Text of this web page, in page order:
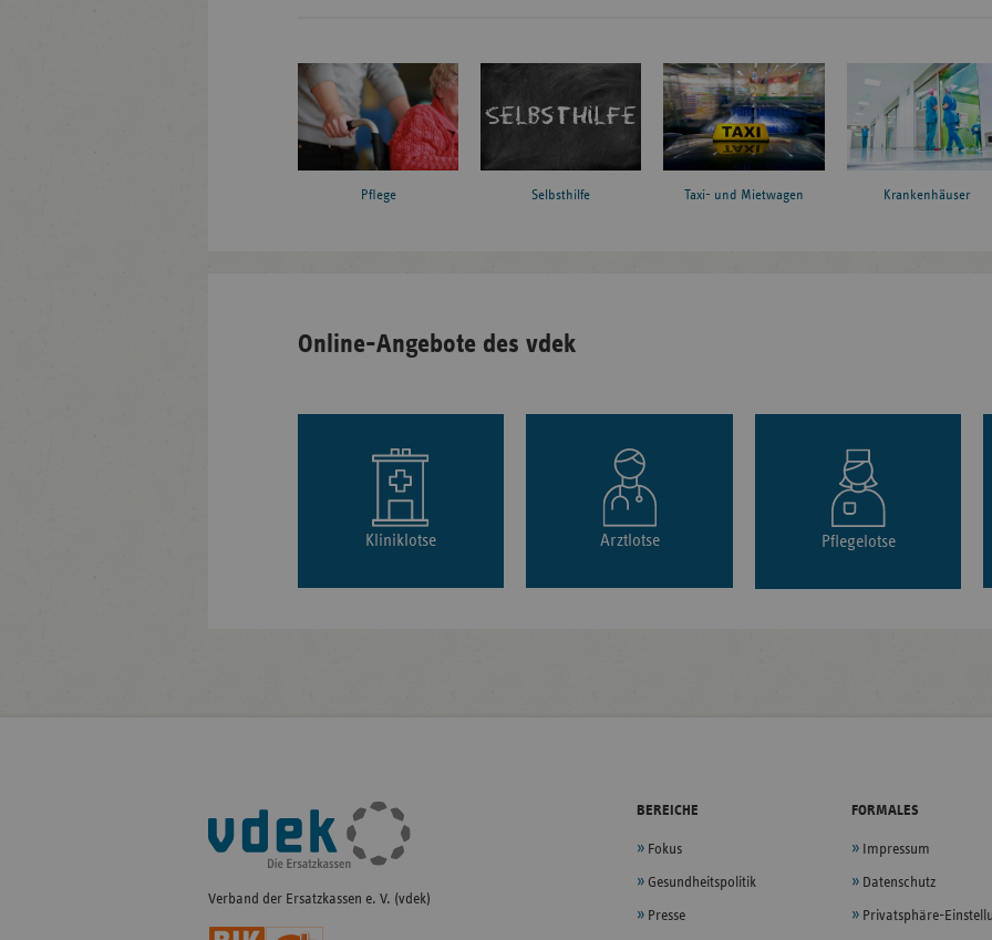
Pflege Selbsthilfe Taxi- und Mietwagen Krankenhäuser
Online-Angebote des vdek
Kliniklotse Arztlotse Pflegelotse
Fußleisten-
Navigation
Verband der Ersatzkassen e. V. (vdek)
BEREICHE
Fokus
Gesundheitspolitik
Presse
FORMALES
Impressum
Datenschutz
Privatsphäre-